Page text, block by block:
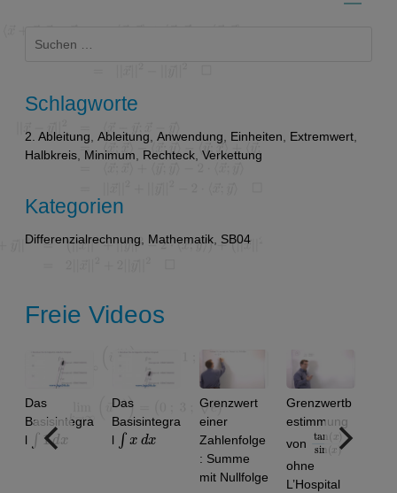
nach:
Schlagworte
2. Ableitung Ableitung Anwendung Einheiten Extremwert
Halbkreis Minimum Rechteck Verkettung
Kategorien
Differenzialrechnung Mathematik SB04
Freie Videos
Das
Basisintegra
l ∫1dx
Das
Basisintegra
l ∫xdx
Grenzwert
einer
Zahlenfolge
: Summe
mit Nullfolge
Grenzwertb
estimmung
von tan (x
)sin (
x)
ohne
L’Hospital